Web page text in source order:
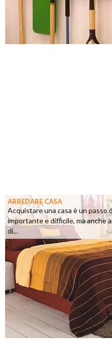
ARREDARE CASA
Acquistare una casa è un passo
importante e difficile, ma anche
di...